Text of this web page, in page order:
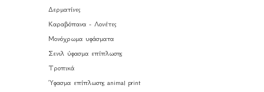
Δερματίνες
Καραβόπανα - Λονέτες
Μονόχρωμα υφάσματα
Σενιλ ύφασμα επίπλωσης
Τροπικά
Ύφασμα επίπλωσης animal print